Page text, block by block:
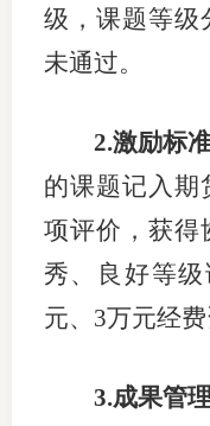
级 ， 课题等级
未通过。
2.激励标
的课题记入期
项评价，获得
秀、良好等
元、 3万元经
3.成果管理